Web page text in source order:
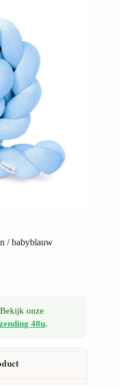
/ babyblauw
onze
48u.